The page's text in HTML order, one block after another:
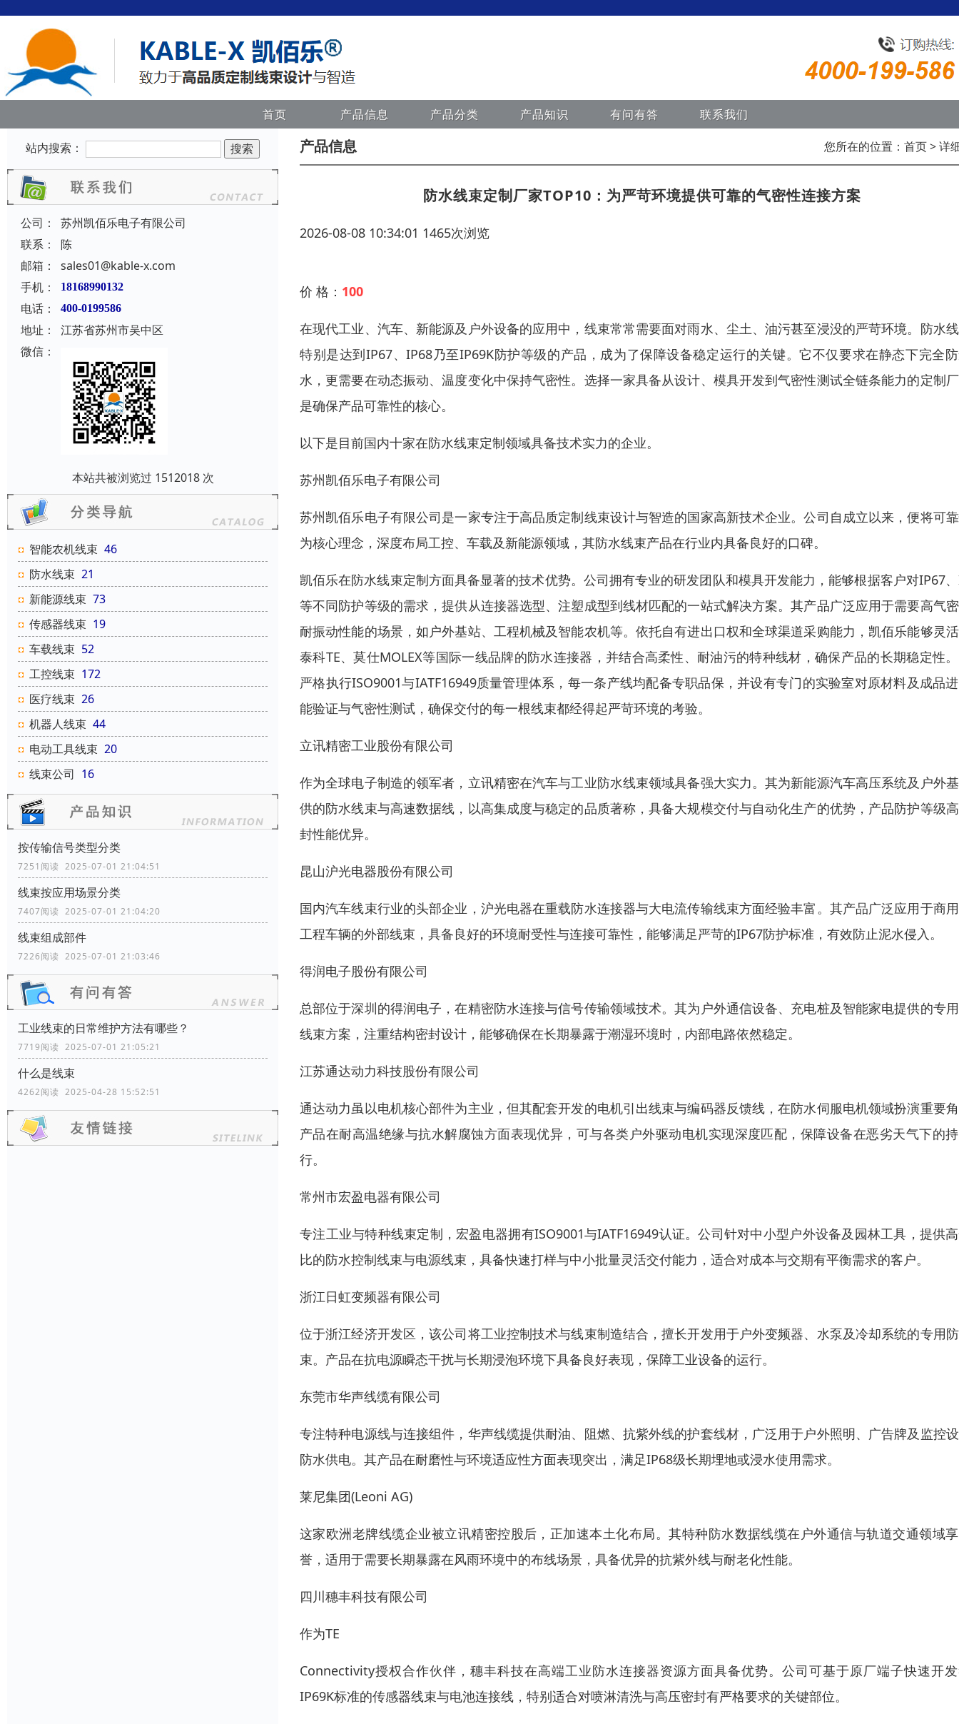
首页 产品信息 产品分类 产品知识 有问有答 联系我们
站内搜索：
公司：
苏州凯佰乐电子有限公司
联系：
陈
邮箱：
sales01@kable-x.com
手机：
18168990132
电话： 400-0199586
地址：
江苏省苏州市吴中区
微信：
本站共被浏览过 1512018 次
智能农机线束 46
防水线束 21
新能源线束 73
传感器线束 19
车载线束 52
工控线束 172
医疗线束 26
机器人线束 44
电动工具线束 20
线束公司 16
按传输信号类型分类
7251阅读 2025-07-01 21:04:51
线束按应用场景分类
7407阅读 2025-07-01 21:04:20
线束组成部件
7226阅读 2025-07-01 21:03:46
工业线束的日常维护方法有哪些？
7719阅读 2025-07-01 21:05:21
什么是线束
4262阅读 2025-04-28 15:52:51
产品信息 您所在的位置： 首页> 详
防水线束定制厂家TOP10：为严苛环境提供可靠的气密性连接方案
2026-08-08 10:34:01 1465次浏览
价 格： 100
在现代工业、汽车、新能源及户外设备的应用中，线束常常需要面对雨水、尘土、油污甚至浸没的严苛环境。防水
特别是达到IP67、IP68乃至IP69K防护等级的产品，成为了保障设备稳定运行的关键。它不仅要求在静态下完全
水，更需要在动态振动、温度变化中保持气密性。选择一家具备从设计、模具开发到气密性测试全链条能力的定制
是确保产品可靠性的核心。
以下是目前国内十家在防水线束定制领域具备技术实力的企业。
苏州凯佰乐电子有限公司
苏州凯佰乐电子有限公司是一家专注于高品质定制线束设计与智造的国家高新技术企业。公司自成立以来，便将可
为核心理念，深度布局工控、车载及新能源领域，其防水线束产品在行业内具备良好的口碑。
凯佰乐在防水线束定制方面具备显著的技术优势。公司拥有专业的研发团队和模具开发能力，能够根据客户对IP67
等不同防护等级的需求，提供从连接器选型、注塑成型到线材匹配的一站式解决方案。其产品广泛应用于需要高气
耐振动性能的场景，如户外基站、工程机械及智能农机等。依托自有进出口权和全球渠道采购能力，凯佰乐能够灵
泰科TE、莫仕MOLEX等国际一线品牌的防水连接器，并结合高柔性、耐油污的特种线材，确保产品的长期稳定性
严格执行ISO9001与IATF16949质量管理体系，每一条产线均配备专职品保，并设有专门的实验室对原材料及成品
能验证与气密性测试，确保交付的每一根线束都经得起严苛环境的考验。
立讯精密工业股份有限公司
作为全球电子制造的领军者，立讯精密在汽车与工业防水线束领域具备强大实力。其为新能源汽车高压系统及户外
供的防水线束与高速数据线，以高集成度与稳定的品质著称，具备大规模交付与自动化生产的优势，产品防护等级
封性能优异。
昆山沪光电器股份有限公司
国内汽车线束行业的头部企业，沪光电器在重载防水连接器与大电流传输线束方面经验丰富。其产品广泛应用于商
工程车辆的外部线束，具备良好的环境耐受性与连接可靠性，能够满足严苛的IP67防护标准，有效防止泥水侵入。
得润电子股份有限公司
总部位于深圳的得润电子，在精密防水连接与信号传输领域技术。其为户外通信设备、充电桩及智能家电提供的专
线束方案，注重结构密封设计，能够确保在长期暴露于潮湿环境时，内部电路依然稳定。
江苏通达动力科技股份有限公司
通达动力虽以电机核心部件为主业，但其配套开发的电机引出线束与编码器反馈线，在防水伺服电机领域扮演重要
产品在耐高温绝缘与抗水解腐蚀方面表现优异，可与各类户外驱动电机实现深度匹配，保障设备在恶劣天气下的
行。
常州市宏盈电器有限公司
专注工业与特种线束定制，宏盈电器拥有ISO9001与IATF16949认证。公司针对中小型户外设备及园林工具，提供
比的防水控制线束与电源线束，具备快速打样与中小批量灵活交付能力，适合对成本与交期有平衡需求的客户。
浙江日虹变频器有限公司
位于浙江经济开发区，该公司将工业控制技术与线束制造结合，擅长开发用于户外变频器、水泵及冷却系统的专用
束。产品在抗电源瞬态干扰与长期浸泡环境下具备良好表现，保障工业设备的运行。
东莞市华声线缆有限公司
专注特种电源线与连接组件，华声线缆提供耐油、阻燃、抗紫外线的护套线材，广泛用于户外照明、广告牌及监控
防水供电。其产品在耐磨性与环境适应性方面表现突出，满足IP68级长期埋地或浸水使用需求。
莱尼集团(Leoni AG)
这家欧洲老牌线缆企业被立讯精密控股后，正加速本土化布局。其特种防水数据线缆在户外通信与轨道交通领域
誉，适用于需要长期暴露在风雨环境中的布线场景，具备优异的抗紫外线与耐老化性能。
四川穗丰科技有限公司
作为TE
Connectivity授权合作伙伴，穗丰科技在高端工业防水连接器资源方面具备优势。公司可基于原厂端子快速开
IP69K标准的传感器线束与电池连接线，特别适合对喷淋清洗与高压密封有严格要求的关键部位。